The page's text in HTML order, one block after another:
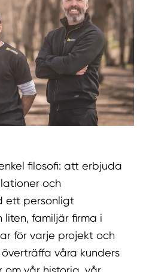
filosofi: att erbjuda
och
ett personligt
liten, familjär firma i
för varje projekt och
våra kunders